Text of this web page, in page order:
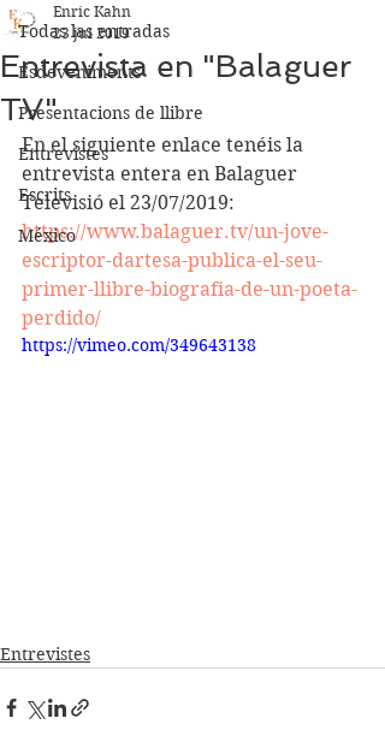
Todas las entradas
Esdeveniments
Presentacions de llibre
Entrevistes
Escrits
México
Entrevista en "Balaguer
TV"
Enric Kahn
23 jul 2019
En el siguiente enlace tenéis la
entrevista entera en Balaguer
Televisió el 23/07/2019:
https://www.balaguer.tv/un-jove-
escriptor-dartesa-publica-el-seu-
primer-llibre-biografia-de-un-poeta-
perdido/
https://vimeo.com/349643138
Entrevistes